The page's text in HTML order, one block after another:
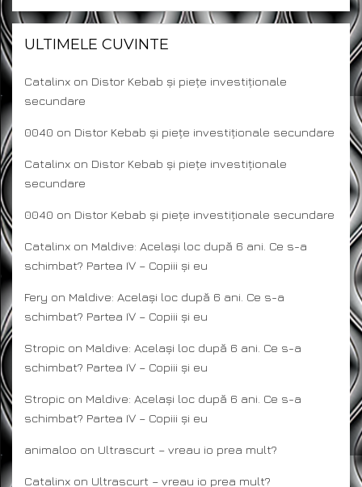
ULTIMELE CUVINTE
Catalinx on Distor Kebab și piețe investiționale
secundare
0040 on Distor Kebab și piețe investiționale secundare
Catalinx on Distor Kebab și piețe investiționale
secundare
0040 on Distor Kebab și piețe investiționale secundare
Catalinx on Maldive: Același loc după 6 ani. Ce s-a
schimbat? Partea IV – Copiii și eu
Fery on Maldive: Același loc după 6 ani. Ce s-a
schimbat? Partea IV – Copiii și eu
Stropic on Maldive: Același loc după 6 ani. Ce s-a
schimbat? Partea IV – Copiii și eu
Stropic on Maldive: Același loc după 6 ani. Ce s-a
schimbat? Partea IV – Copiii și eu
animaloo on Ultrascurt – vreau io prea mult?
Catalinx on Ultrascurt – vreau io prea mult?